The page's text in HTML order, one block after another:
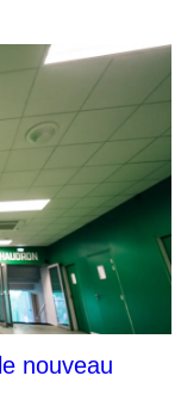
nouveau